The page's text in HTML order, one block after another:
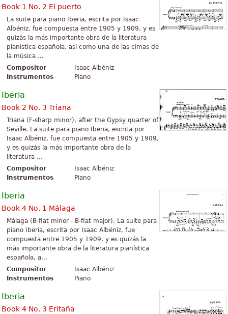
Book 1 No. 2 El puerto
La suite para piano Iberia, escrita por Isaac
Albéniz, fue compuesta entre 1905 y 1909, y es
quizás la más importante obra de la literatura
pianística española, así como una de las cimas de
la música ...
Compositor
Isaac Albéniz
Instrumentos
Piano
Iberia
Book 2 No. 3 Triana
Triana (F-sharp minor), after the Gypsy quarter of
Seville. La suite para piano Iberia, escrita por
Isaac Albéniz, fue compuesta entre 1905 y 1909,
y es quizás la más importante obra de la
literatura ...
Compositor
Isaac Albéniz
Instrumentos
Piano
Iberia
Book 4 No. 1 Málaga
Málaga (B-flat minor - B-flat major). La suite para
piano Iberia, escrita por Isaac Albéniz, fue
compuesta entre 1905 y 1909, y es quizás la
más importante obra de la literatura pianística
española, a...
Compositor
Isaac Albéniz
Instrumentos
Piano
Iberia
Book 4 No. 3 Eritaña